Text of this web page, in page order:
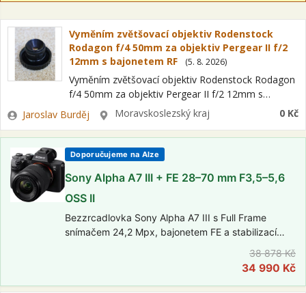
Vyměním zvětšovací objektiv Rodenstock
Rodagon f/4 50mm za objektiv Pergear II f/2
12mm s bajonetem RF
(5. 8. 2026)
Vyměním zvětšovací objektiv Rodenstock Rodagon
f/4 50mm za objektiv Pergear II f/2 12mm s
bajonetem RF. Krabička Nikon EL, miska na
zakázku se zavitem M39 pro Opemus 5a…
Zadavatel
Jaroslav Burděj LokalitaMoravskoslezský kraj 0 Kč
Doporučujeme na Alze
Sony Alpha A7 III + FE 28–70 mm F3,5–5,6
OSS II
Bezzrcadlovka Sony Alpha A7 III s Full Frame
snímačem 24,2 Mpx, bajonetem FE a stabilizací
2,36 Mpx, výklopný dotykový displej, video ve 4K.
38 878 Kč
34 990 Kč